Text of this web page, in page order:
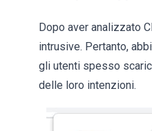
Dopo aver analizzato
intrusive. Pertanto,
gli utenti spesso
delle loro intenzioni.